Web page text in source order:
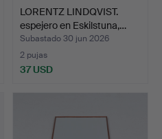
LORENTZ LINDQVIST.
espejero en Eskilstuna,…
Subastado 30 jun 2026
2 pujas
37 USD